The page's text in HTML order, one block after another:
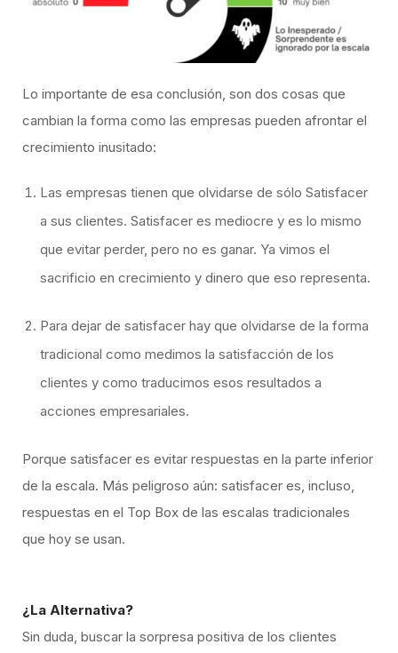
Lo importante de esa conclusión, son dos cosas que
cambian la forma como las empresas pueden afrontar el
crecimiento inusitado:
Las empresas tienen que olvidarse de sólo Satisfacer
a sus clientes. Satisfacer es mediocre y es lo mismo
que evitar perder, pero no es ganar. Ya vimos el
sacrificio en crecimiento y dinero que eso representa.
Para dejar de satisfacer hay que olvidarse de la forma
tradicional como medimos la satisfacción de los
clientes y como traducimos esos resultados a
acciones empresariales.
Porque satisfacer es evitar respuestas en la parte inferior
de la escala. Más peligroso aún: satisfacer es, incluso,
respuestas en el Top Box de las escalas tradicionales
que hoy se usan.
¿La Alternativa?
Sin duda, buscar la sorpresa positiva de los clientes